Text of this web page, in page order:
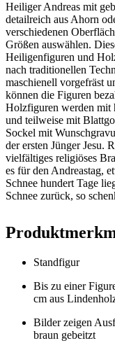
Heiliger Andreas mit
detailreich aus Ahorn
verschiedenen
Größen auswählen.
Heiligenfiguren und
nach traditionellen
maschienell vorgefräst
können die Figuren
Holzfiguren werden mit
und teilweise mit
Sockel mit
der ersten Jünger Jesu.
vielfältiges religiöses
es für den Andreastag,
Schnee hundert Tage
Schnee zurück, so
Standfigur
Bis zu einer
cm aus
Bilder zeigen
braun gebeitzt